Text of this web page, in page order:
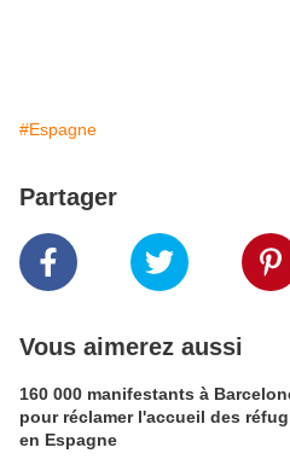
#Espagne
Partager
Vous aimerez aussi
160 000 manifestants à
pour réclamer l'accueil des
en Espagne